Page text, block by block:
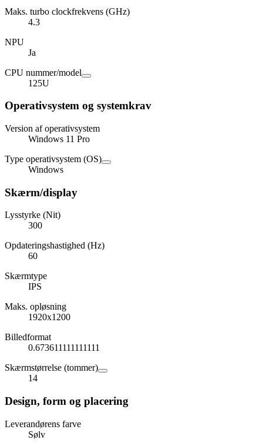
Maks. turbo clockfrekvens (GHz)
4.3
NPU
Ja
CPU nummer/model
125U
Operativsystem og systemkrav
Version af operativsystem
Windows 11 Pro
Type operativsystem (OS)
Windows
Skærm/display
Lysstyrke (Nit)
300
Opdateringshastighed (Hz)
60
Skærmtype
IPS
Maks. opløsning
1920x1200
Billedformat
0.673611111111111
Skærmstørrelse (tommer)
14
Design, form og placering
Leverandørens farve
Sølv